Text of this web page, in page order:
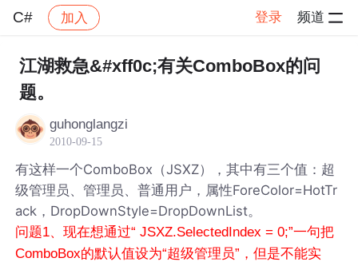
C# 加入 登录 频道
社区 C# 帖子详情
江湖救急&#xff0c;有关ComboBox的问
题。
guhonglangzi
2010-09-15
有这样一个ComboBox（JSXZ），其中有三个值：超
级管理员、管理员、普通用户，属性ForeColor=HotTr
ack，DropDownStyle=DropDownList。
问题1、现在想通过“ JSXZ.SelectedIndex = 0;”一句把
ComboBox的默认值设为“超级管理员”，但是不能实